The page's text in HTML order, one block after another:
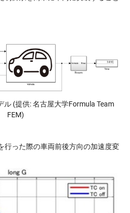
ル (提供: 名古屋大学Formula Team
FEM)
行った際の車両前後方向の加速度変